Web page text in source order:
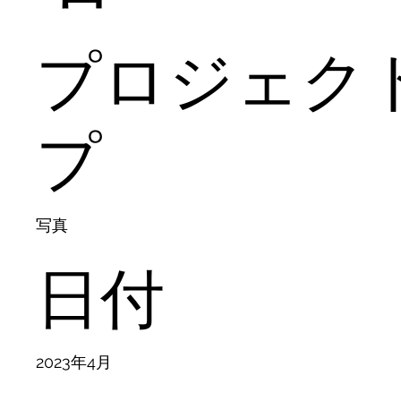
プロジェク
プ
写真
日付
2023年4月